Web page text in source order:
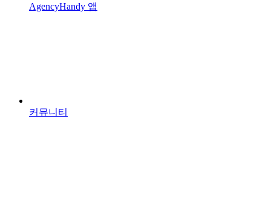
AgencyHandy 앱
커뮤니티